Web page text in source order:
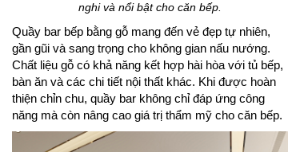
nghi và nổi bật cho căn bếp.
Quầy bar bếp bằng gỗ mang đến vẻ đẹp tự nhiên,
gần gũi và sang trọng cho không gian nấu nướng.
Chất liệu gỗ có khả năng kết hợp hài hòa với tủ bếp,
bàn ăn và các chi tiết nội thất khác. Khi được hoàn
thiện chỉn chu, quầy bar không chỉ đáp ứng công
năng mà còn nâng cao giá trị thẩm mỹ cho căn bếp.